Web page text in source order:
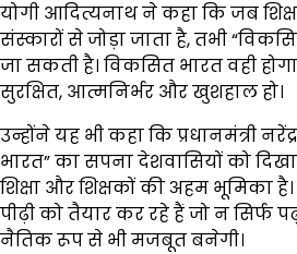
योगी आदित्यनाथ ने कहा कि जब
संस्कारों से जोड़ा जाता है, तभी
जा सकती है। विकसित भारत वही
सुरक्षित, आत्मनिर्भर और खुशहाल हो।
उन्होंने यह भी कहा कि प्रधानमंत्री
भारत” का सपना देशवासियों को
शिक्षा और शिक्षकों की अहम भूमिका
पीढ़ी को तैयार कर रहे हैं जो न सिर्फ
नैतिक रूप से भी मजबूत बनेगी।